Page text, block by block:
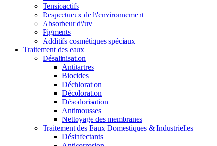
Tensioactifs
Respectueux de l\'environnement
Absorbeur d\'uv
Pigments
Additifs cosmétiques spéciaux
Traitement des eaux
Désalinisation
Antitartres
Biocides
Déchloration
Décoloration
Désodorisation
Antimousses
Nettoyage des membranes
Traitement des Eaux Domestiques & Industrielles
Désinfectants